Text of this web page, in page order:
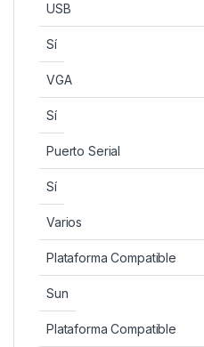
USB
Sí
VGA
Sí
Puerto Serial
Sí
Varios
Plataforma Compatible
Sun
Plataforma Compatible